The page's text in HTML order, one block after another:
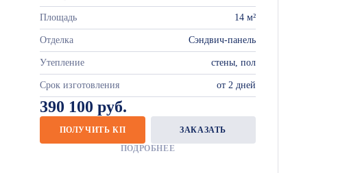
Площадь 14 м²
Отделка Сэндвич-панель
Утепление стены, пол
Срок изготовления от 2 дней
390 100 руб.
ПОЛУЧИТЬ КП
ЗАКАЗАТЬ
ПОДРОБНЕЕ